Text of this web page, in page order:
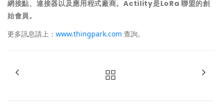
網接點、連接器以及應用程式廠商。Actility是LoRa 聯盟的創
始會員。
更多訊息請上： www.thingpark.com 查詢。